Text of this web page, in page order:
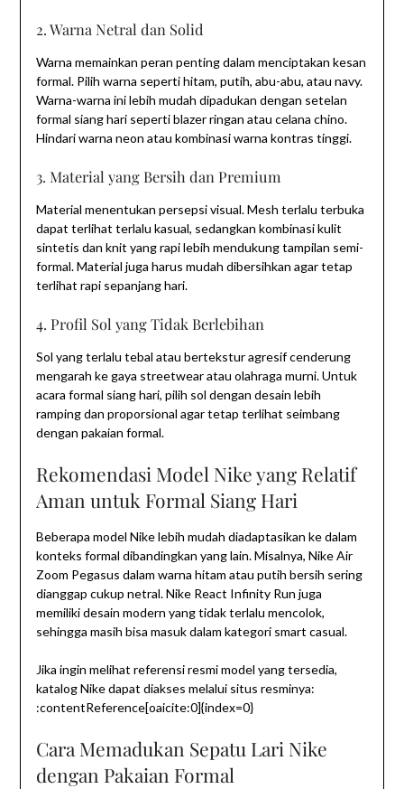
2. Warna Netral dan Solid
Warna memainkan peran penting dalam menciptakan kesan
formal. Pilih warna seperti hitam, putih, abu-abu, atau navy.
Warna-warna ini lebih mudah dipadukan dengan setelan
formal siang hari seperti blazer ringan atau celana chino.
Hindari warna neon atau kombinasi warna kontras tinggi.
3. Material yang Bersih dan Premium
Material menentukan persepsi visual. Mesh terlalu terbuka
dapat terlihat terlalu kasual, sedangkan kombinasi kulit
sintetis dan knit yang rapi lebih mendukung tampilan semi-
formal. Material juga harus mudah dibersihkan agar tetap
terlihat rapi sepanjang hari.
4. Profil Sol yang Tidak Berlebihan
Sol yang terlalu tebal atau bertekstur agresif cenderung
mengarah ke gaya streetwear atau olahraga murni. Untuk
acara formal siang hari, pilih sol dengan desain lebih
ramping dan proporsional agar tetap terlihat seimbang
dengan pakaian formal.
Rekomendasi Model Nike yang Relatif
Aman untuk Formal Siang Hari
Beberapa model Nike lebih mudah diadaptasikan ke dalam
konteks formal dibandingkan yang lain. Misalnya, Nike Air
Zoom Pegasus dalam warna hitam atau putih bersih sering
dianggap cukup netral. Nike React Infinity Run juga
memiliki desain modern yang tidak terlalu mencolok,
sehingga masih bisa masuk dalam kategori smart casual.
Jika ingin melihat referensi resmi model yang tersedia,
katalog Nike dapat diakses melalui situs resminya:
:contentReference[oaicite:0]{index=0}
Cara Memadukan Sepatu Lari Nike
dengan Pakaian Formal